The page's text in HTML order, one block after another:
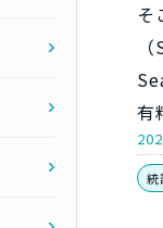
そ
有
統